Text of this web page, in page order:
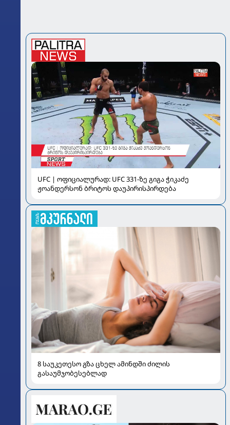
UFC | ოფიციალურად: UFC 331-ზე გიგა ჭიკაძე
ჟოანდერსონ ბრიტოს დაუპირისპირდება
8 საუკეთესო გზა ცხელ ამინდში ძილის
გასაუმჯობესებლად